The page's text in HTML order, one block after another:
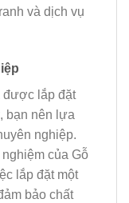
và dịch vụ
được lắp đặt
bạn nên lựa
nghiệp.
của Gỗ
lắp đặt một
bảo chất